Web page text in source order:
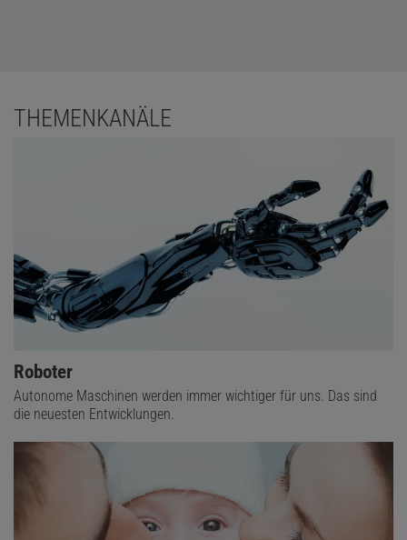
THEMENKANÄLE
Roboter
Autonome Maschinen werden immer wichtiger für uns. Das sind
die neuesten Entwicklungen.